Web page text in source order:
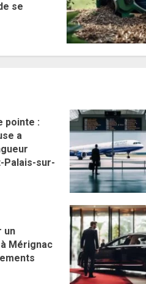
se
pointe :
a
Palais-sur-
un
Mérignac